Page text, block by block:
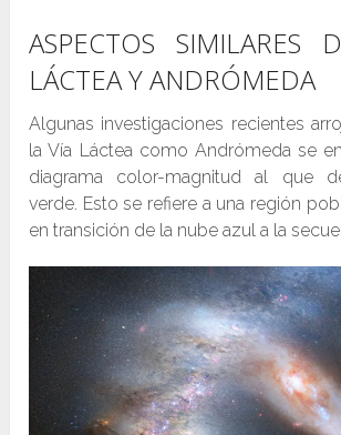
ASPECTOS SIMILARES
LÁCTEA Y ANDRÓMEDA
Algunas investigaciones recientes
la Vía Láctea como Andrómeda se
diagrama color-magnitud al que
verde. Esto se refiere a una región
en transición de la nube azul a la